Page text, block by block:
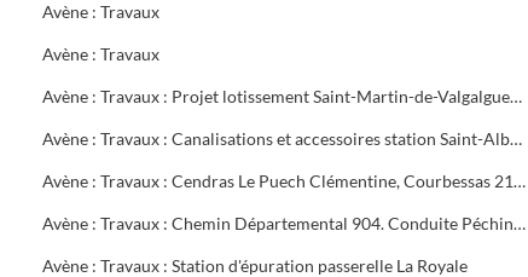
Avène : Travaux
Avène : Travaux
Avène : Travaux : Projet lotissement Saint-Martin-de-Valgalgues, alimentation Méjannes-les-Alès, élargissement pont de Barjac. Déplacement canalisation Dauthunes décomptes définitifs. Périmètre protection captage Boisset-et-Gaujac
Avène : Travaux : Canalisations et accessoires station Saint-Alban, Dauthunes, Ermitage
Avène : Travaux : Cendras Le Puech Clémentine, Courbessas 21e tranche
Avène : Travaux : Chemin Départemental 904. Conduite Péchiney. Canalisation Alès,la Grand-Combe.Traversée Galeizon Cendras
Avène : Travaux : Station d'épuration passerelle La Royale